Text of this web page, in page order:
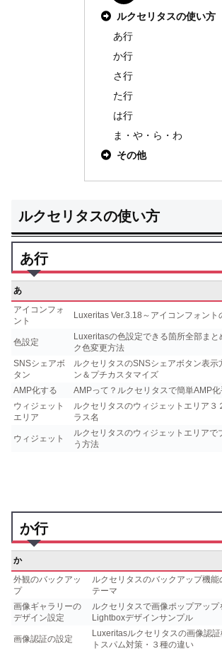
ルクセリタスの使い方
あ行
か行
さ行
た行
は行
ま・や・ら・わ
その他
ルクセリタスの使い方
あ行
あ
アイコンフォ
ント
Luxeritas Ver.3.18～アイコンフォント
色設定
Luxeritasの色設定できる箇所全部ま
ク色変更方法
SNSシェアボ
タン
ルクセリタスのSNSシェアボタン表示
ン＆プチカスタマイズ
AMP化する
AMPって？ルクセリタスで簡単AMP
ウィジェット
エリア
ルクセリタスのウィジェットエリア３
ラス名
ウィジェット
ルクセリタスのウィジェットエリアで
う方法
か行
か
外観のバックアッ
プ
ルクセリタスのバックアップ機
テーマ
画像ギャラリーの
デザイン設定
ルクセリタスで画像ポップアップ
Lightboxデザインサンプル
画像認証の設定
Luxeritasルクセリタスの画像認
トスパム対策・３種の違い